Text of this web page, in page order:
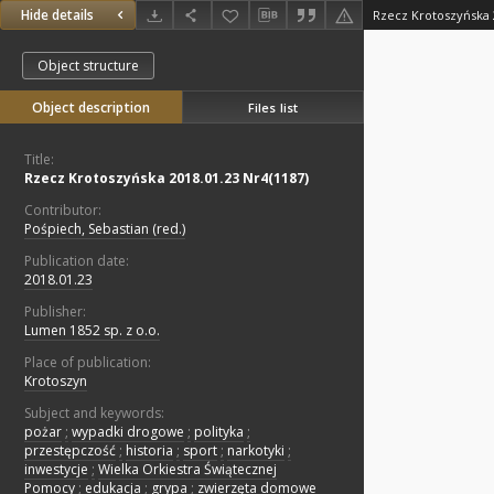
Hide details Rzecz Krotoszyńska
Object structure
Object description Files list
Title:
Rzecz Krotoszyńska 2018.01.23 Nr4(1187)
Contributor:
Pośpiech, Sebastian (red.)
Publication date:
2018.01.23
Publisher:
Lumen 1852 sp. z o.o.
Place of publication:
Krotoszyn
Subject and keywords:
pożar ; wypadki drogowe ; polityka ;
przestępczość ; historia ; sport ; narkotyki ;
inwestycje ; Wielka Orkiestra Świątecznej
Pomocy ; edukacja ; grypa ; zwierzęta domowe